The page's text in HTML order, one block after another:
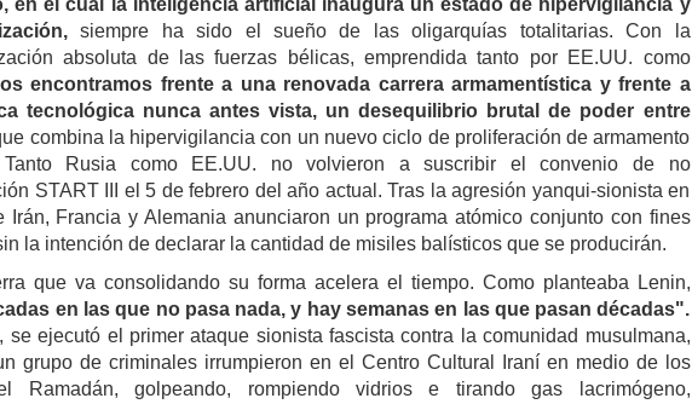
en el cual la inteligencia artificial inaugura un estado de hipervigilancia y
siempre ha sido el sueño de las oligarquías totalitarias. Con la
absoluta de las fuerzas bélicas, emprendida tanto por EE.UU. como
encontramos frente a una renovada carrera armamentística y frente a
tecnológica nunca antes vista, un desequilibrio brutal de poder entre
combina la hipervigilancia con un nuevo ciclo de proliferación de armamento
Tanto Rusia como EE.UU. no volvieron a suscribir el convenio de no
START III el 5 de febrero del año actual. Tras la agresión yanqui-sionista en
Irán, Francia y Alemania anunciaron un programa atómico conjunto con fines
la intención de declarar la cantidad de misiles balísticos que se producirán.
que va consolidando su forma acelera el tiempo. Como planteaba Lenin,
en las que no pasa nada, y hay semanas en las que pasan décadas".
se ejecutó el primer ataque sionista fascista contra la comunidad musulmana,
grupo de criminales irrumpieron en el Centro Cultural Iraní en medio de los
Ramadán, golpeando, rompiendo vidrios e tirando gas lacrimógeno,